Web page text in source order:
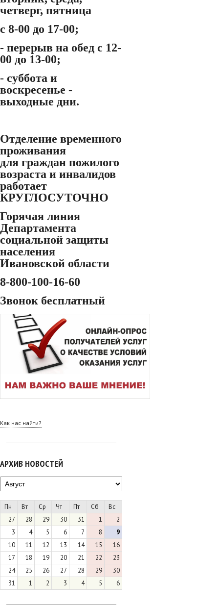
четверг, пятница
с 8-00 до 17-00;
- перерыв на обед с 12-
00 до 13-00;
- суббота и
воскресенье -
выходные дни.
Отделение временного
проживания
для граждан пожилого
возраста и инвалидов
работает
КРУГЛОСУТОЧНО
Горячая линия
Департамента
социальной защиты
населения
Ивановской области
8-800-100-16-60
Звонок бесплатный
Как нас найти?
АРХИВ НОВОСТЕЙ
Пн Вт Ср Чт Пт Сб
Вс
27
28 29 30 31 1
2
3
4 5 6 7 8
9
10
11 12 13 14 15
16
17
18 19 20 21 22
23
24
25 26 27 28 29
30
31
1 2 3 4 5 6